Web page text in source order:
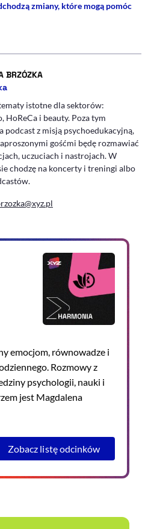
emocjom, równowadze i
Rozmowy z
psychologii, nauki i
jest Magdalena
Zobacz listę odcinków
zmiany, które mogą pomóc
BRZÓZKA- AUTOR ARTYKUŁU -
istotne dla sektorów:
HoReCa i beauty. Poza tym
podcast z misją psychoedukacyjną,
gośćmi będę rozmawiać
uczuciach i nastrojach. W
chodzę na koncerty i treningi albo